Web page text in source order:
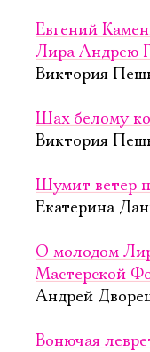
Евгений
Лира Андрею
Виктория
Шах белому
Виктория
Шумит ветер
Екатерина
О молодом
Мастерской
Андрей
Вонючая